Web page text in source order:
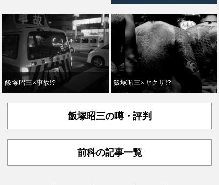
飯塚昭三×事故!? 飯塚昭三×ヤクザ!?
飯塚昭三の噂・評判
前科の記事一覧